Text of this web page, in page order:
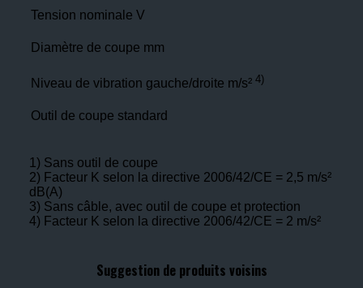
Tension nominale V
Diamètre de coupe mm
Niveau de vibration gauche/droite m/s² 4)
Outil de coupe standard
1) Sans outil de coupe
2) Facteur K selon la directive 2006/42/CE = 2,5 m/s²
dB(A)
3) Sans câble, avec outil de coupe et protection
4) Facteur K selon la directive 2006/42/CE = 2 m/s²
Suggestion de produits voisins